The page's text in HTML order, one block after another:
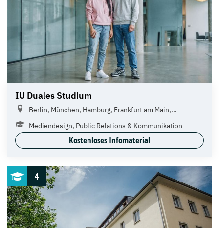
IU Duales Studium
Berlin, München, Hamburg, Frankfurt am Main,...
Mediendesign, Public Relations & Kommunikation
Kostenloses Infomaterial
4